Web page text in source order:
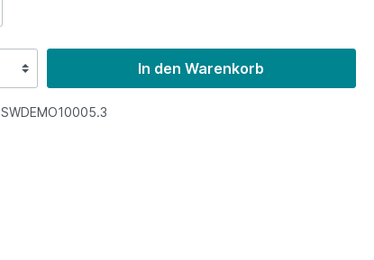
In den Warenkorb
SWDEMO10005.3